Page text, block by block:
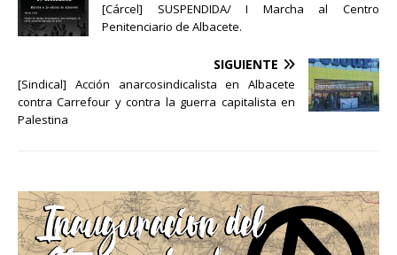
[Cárcel] SUSPENDIDA/ I Marcha al Centro
Penitenciario de Albacete.
SIGUIENTE
[Sindical] Acción anarcosindicalista en Albacete
contra Carrefour y contra la guerra capitalista en
Palestina